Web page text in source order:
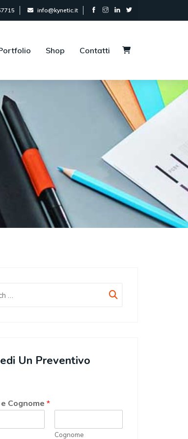
info@kynetic.it
Shop Contatti
Un Preventivo
Cognome *
Cognome